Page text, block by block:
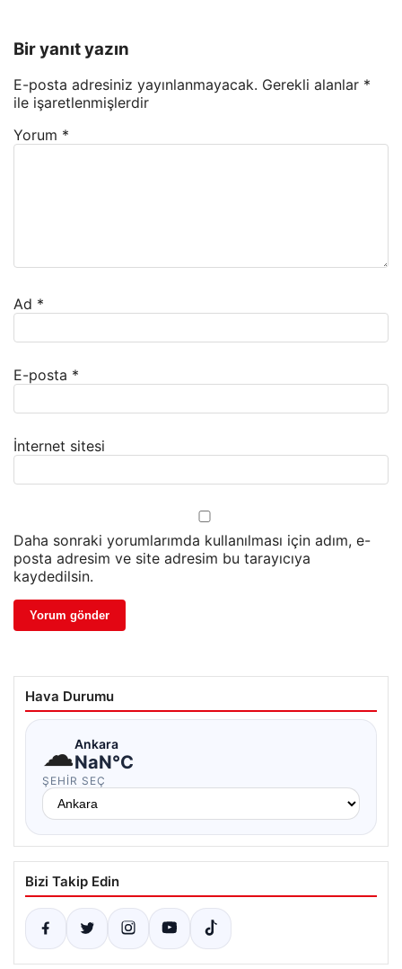
Bir yanıt yazın
E-posta adresiniz yayınlanmayacak. Gerekli alanlar *
ile işaretlenmişlerdir
Yorum *
Ad *
E-posta *
İnternet sitesi
Daha sonraki yorumlarımda kullanılması için adım, e-
posta adresim ve site adresim bu tarayıcıya
kaydedilsin.
Hava Durumu
☁Ankara
NaN°C
ŞEHIR SEÇ
Bizi Takip Edin